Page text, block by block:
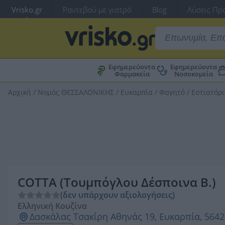
Vrisko.gr Ραντεβού με γιατρό Blog Λύσεις
Εφημερεύοντα
Φαρμακεία
Εφημερεύοντα
Νοσοκομεία
Αρχική / Νομός ΘΕΣΣΑΛΟΝΙΚΗΣ / Ευκαρπία / Φαγητό /
COTTA (Τουμπόγλου Δέσποινα Β.)
(δεν υπάρχουν αξιολογήσεις)
Ελληνική Κουζίνα
Δασκάλας Τσακίρη Αθηνάς 19, Ευκαρπία,